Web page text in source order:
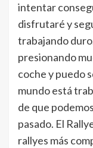
intentar
disfrutaré y
trabajando
presionando
coche y puedo
mundo está
de que
pasado. El
rallyes más